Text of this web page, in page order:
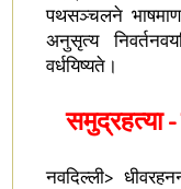
पथसञ्चलने
अनुसृत्य
वर्धयिष्यते।
समुद्रहत्या
नवदिल्ली>